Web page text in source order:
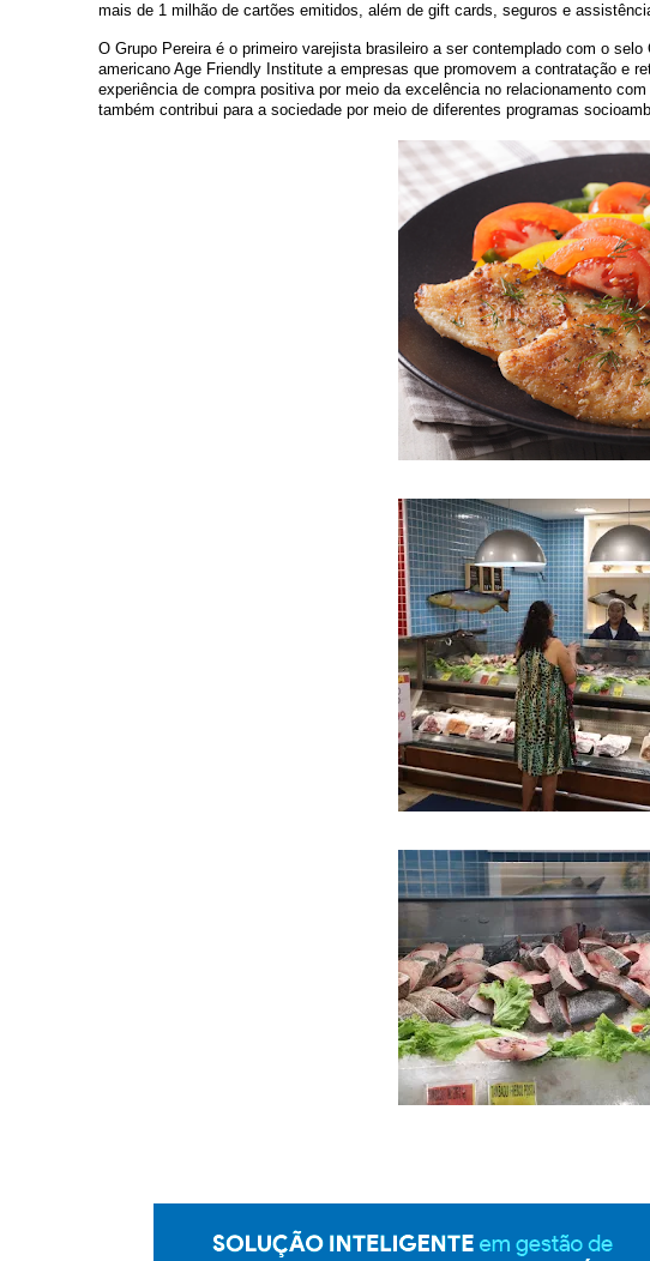
mais de 1 milhão de cartões emitidos, além de gift cards, seguros e
O Grupo Pereira é o primeiro varejista brasileiro a ser contemplado com o
americano Age Friendly Institute a empresas que promovem a contratação e
experiência de compra positiva por meio da excelência no relacionamento
também contribui para a sociedade por meio de diferentes programas